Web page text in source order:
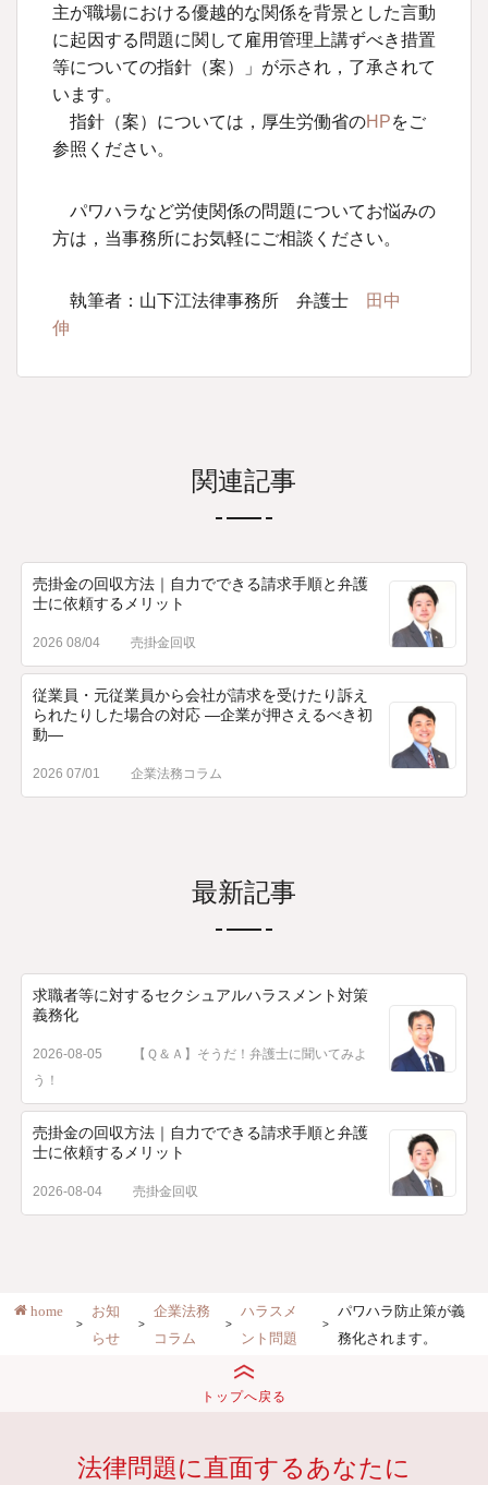
主が職場における優越的な関係を背景とした言動
に起因する問題に関して雇用管理上講ずべき措置
等についての指針（案）」が示され，了承されて
います。
指針（案）については，厚生労働省のHPをご
参照ください。
パワハラなど労使関係の問題についてお悩みの
方は，当事務所にお気軽にご相談ください。
執筆者：山下江法律事務所 弁護士
田中
伸
関連記事
売掛金の回収方法｜自力でできる請求手順と弁護
士に依頼するメリット
2026 08/04 売掛金回収
従業員・元従業員から会社が請求を受けたり訴え
られたりした場合の対応 ―企業が押さえるべき初
動―
2026 07/01 企業法務コラム
最新記事
求職者等に対するセクシュアルハラスメント対策
義務化
2026-08-05
【Ｑ＆Ａ】そうだ！弁護士に聞いてみよ
う！
売掛金の回収方法｜自力でできる請求手順と弁護
士に依頼するメリット
2026-08-04 売掛金回収
home
お知
らせ
企業法務
コラム
ハラスメ
ント問題
パワハラ防止策が義
務化されます。
トップへ戻る
法律問題に直面するあなたに